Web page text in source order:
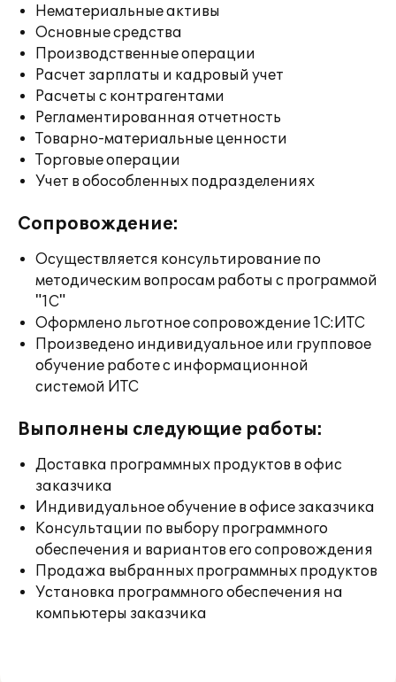
Нематериальные активы
Основные средства
Производственные операции
Расчет зарплаты и кадровый учет
Расчеты с контрагентами
Регламентированная отчетность
Товарно-материальные ценности
Торговые операции
Учет в обособленных подразделениях
Сопровождение:
Осуществляется консультирование по
методическим вопросам работы с программой
"1С"
Оформлено льготное сопровождение 1С:ИТС
Произведено индивидуальное или групповое
обучение работе с информационной
системой ИТС
Выполнены следующие работы:
Доставка программных продуктов в офис
заказчика
Индивидуальное обучение в офисе заказчика
Консультации по выбору программного
обеспечения и вариантов его сопровождения
Продажа выбранных программных продуктов
Установка программного обеспечения на
компьютеры заказчика